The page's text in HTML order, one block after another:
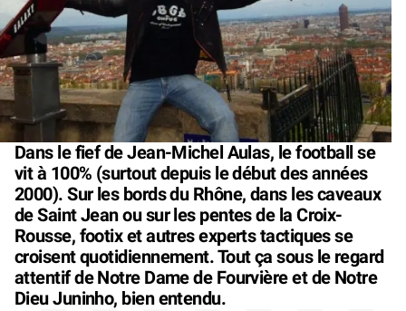
Dans le fief de Jean-Michel Aulas, le football se
vit à 100% (surtout depuis le début des années
2000). Sur les bords du Rhône, dans les caveaux
de Saint Jean ou sur les pentes de la Croix-
Rousse, footix et autres experts tactiques se
croisent quotidiennement. Tout ça sous le regard
attentif de Notre Dame de Fourvière et de Notre
Dieu Juninho, bien entendu.